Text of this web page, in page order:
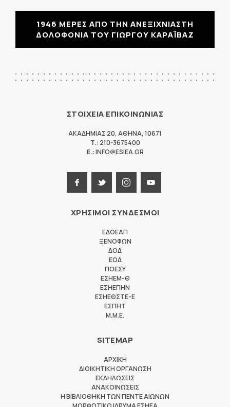
1946 ΜΕΡΕΣ ΑΠΟ ΤΗΝ ΑΝΕΞΙΧΝΙΑΣΤΗ
ΔΟΛΟΦΟΝΙΑ ΤΟΥ ΓΙΩΡΓΟΥ ΚΑΡΑΪΒΑΖ
ΣΤΟΙΧΕΙΑ ΕΠΙΚΟΙΝΩΝΙΑΣ
ΑΚΑΔΗΜΙΑΣ 20, ΑΘΗΝΑ, 10671
T.: 210-3675400
E.:INFO@ESIEA.GR
ΧΡΗΣΙΜΟΙ ΣΥΝΔΕΣΜΟΙ
ΕΔΟΕΑΠ
ΞΕΝΟΦΩΝ
ΔΟΔ
ΕΟΔ
ΠΟΕΣΥ
ΕΣΗΕΜ-Θ
ΕΣΗΕΠΗΝ
ΕΣΗΕΘΣΤΕ-Ε
ΕΣΠΗΤ
M.M.E.
SITEMAP
ΑΡΧΙΚΗ
ΔΙΟΙΚΗΤΙΚΗ ΟΡΓΑΝΩΣΗ
ΕΚΔΗΛΩΣΕΙΣ
ΑΝΑΚΟΙΝΩΣΕΙΣ
Η ΒΙΒΛΙΟΘΗΚΗ ΤΩΝ ΠΕΝΤΕ ΑΙΩΝΩΝ